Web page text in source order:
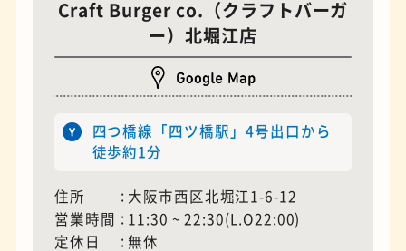
石窯ピザ
Craft Burger co.（クラフトバーガ
ー）北堀江店
四つ橋線「四ツ橋駅」4号出口から
徒歩約1分
住所
大阪市西区北堀江1-6-12
営業時間
11:30 ~ 22:30(L.O22:00)
定休日
無休